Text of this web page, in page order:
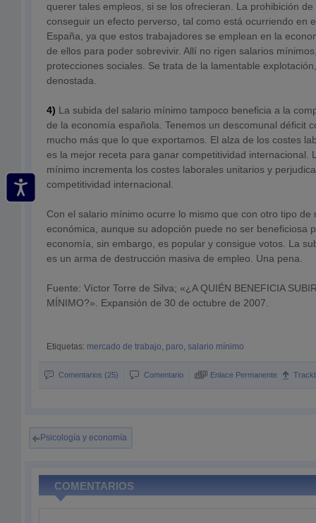
querer tales empleos, si se los ofrecieran. La prohibición
conseguir un efecto perverso, tal como está ocurriendo en
España, ya que estos trabajadores se emplean en la
de ellos para poder sobrevivir. Allí no rigen salarios
protecciones sociales. Se trata de la lamentable
denostada.
4) La subida del salario mínimo tampoco beneficia a la
de la economía española. Tenemos un descomunal déficit
mucho más que lo que exportamos. El alza de los costes
es la mejor receta para ganar competitividad internacional.
mínimo incrementa los costes laborales unitarios y
competitividad internacional.
Con el salario mínimo ocurre lo mismo que con otro tipo de
económica, aunque su adopción puede no ser beneficiosa
economía, sin embargo, es popular y consigue votos. La
es un arma de destrucción masiva de empleo. Una pena.
Fuente: Víctor Torre de Silva; «¿A QUIÉN BENEFICIA
MÍNIMO?». Expansión de 30 de octubre de 2007.
Etiquetas: mercado de trabajo, paro, salario mínimo
Comentarios (25) Comentario Enlace Permanente
Psicología y economía
COMENTARIOS